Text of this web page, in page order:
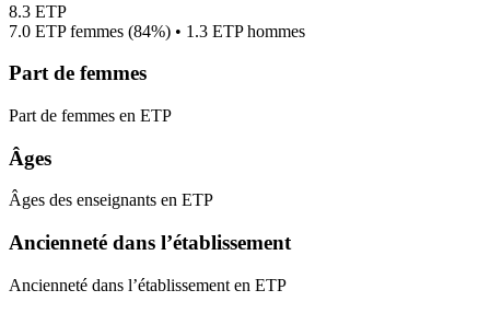
8.3 ETP
7.0 ETP femmes (84%) • 1.3 ETP hommes
Part de femmes
Part de femmes en ETP
Âges
Âges des enseignants en ETP
Ancienneté dans l’établissement
Ancienneté dans l’établissement en ETP